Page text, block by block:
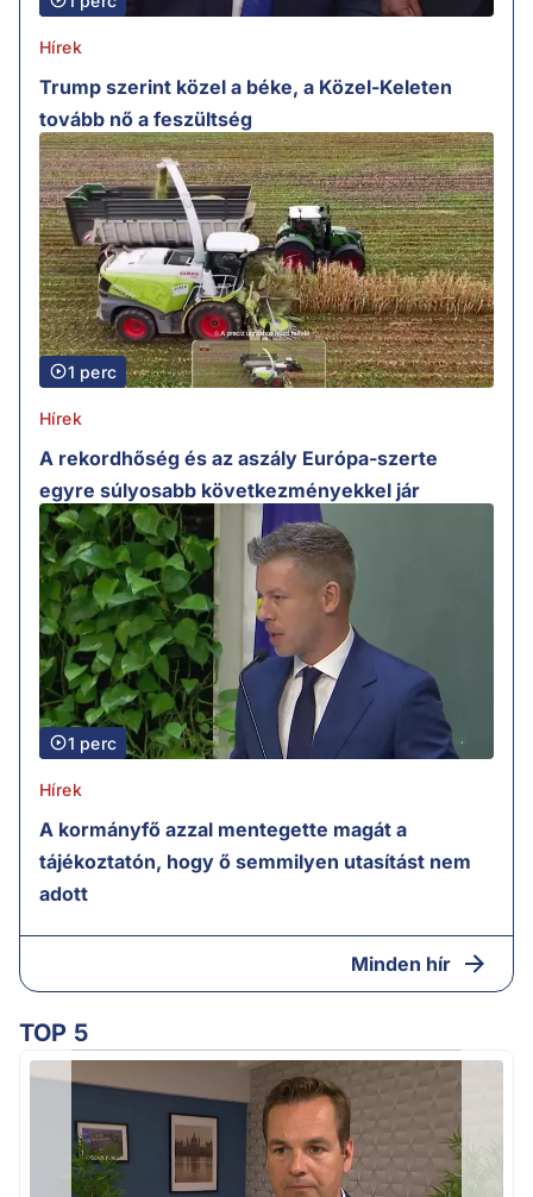
Hírek
Trump szerint közel a béke, a Közel-Keleten
tovább nő a feszültség
1 perc
Hírek
A rekordhőség és az aszály Európa-szerte
egyre súlyosabb következményekkel jár
1 perc
Hírek
A kormányfő azzal mentegette magát a
tájékoztatón, hogy ő semmilyen utasítást nem
adott
Minden hír
TOP 5